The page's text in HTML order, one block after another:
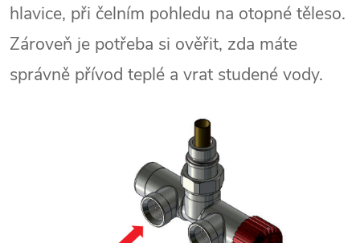
hlavice, při čelním pohledu na otopné těleso.
Zároveň je potřeba si ověřit, zda máte
správně přívod teplé a vrat studené vody.